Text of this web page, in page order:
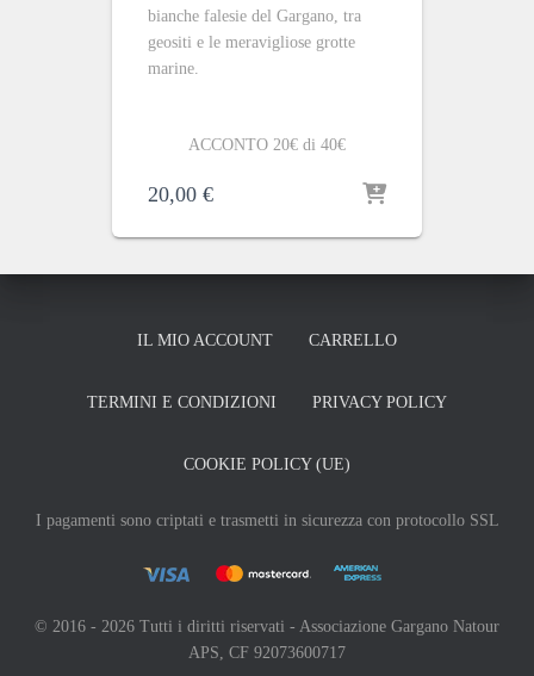
bianche falesie del Gargano, tra
geositi e le meravigliose grotte
marine.
ACCONTO 20€ di 40€
20,00 €
IL MIO ACCOUNT CARRELLO
TERMINI E CONDIZIONI PRIVACY POLICY
COOKIE POLICY (UE)
I pagamenti sono criptati e trasmetti in sicurezza con protocollo SSL
© 2016 - 2026 Tutti i diritti riservati - Associazione Gargano Natour
APS, CF 92073600717